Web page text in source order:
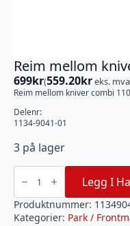
Reim mellom
699kr(559.20kreks.
Reim mellom kniver combi 110
Delenr:
1134-9041-01
3 på lager
Reim
mellom
kniver
combi
110
antall
Legg I
Produktnummer:
Kategorier: Park /